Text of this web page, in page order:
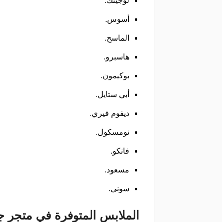
أسوس.
الماسح.
هاسبرو.
بوكيمون.
أبي ستايل.
ديفوم فيري.
نومسكول.
فانكو.
مسعود.
سوني.
الملابس المتوفرة في